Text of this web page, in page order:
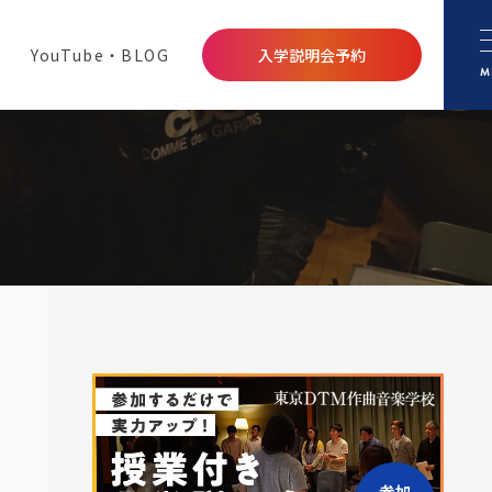
YouTube・BLOG 入学説明会予約